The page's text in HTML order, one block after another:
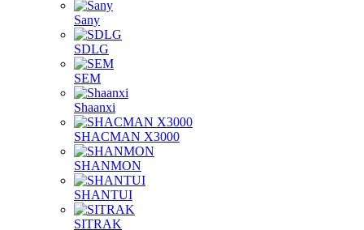
Sany
SDLG
SEM
Shaanxi
SHACMAN X3000
SHANMON
SHANTUI
SITRAK